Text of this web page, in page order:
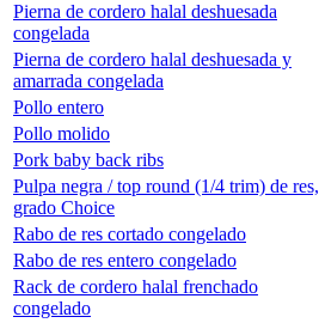
Pierna de cordero halal deshuesada
congelada
Pierna de cordero halal deshuesada y
amarrada congelada
Pollo entero
Pollo molido
Pork baby back ribs
Pulpa negra / top round (1/4 trim) de res,
grado Choice
Rabo de res cortado congelado
Rabo de res entero congelado
Rack de cordero halal frenchado
congelado